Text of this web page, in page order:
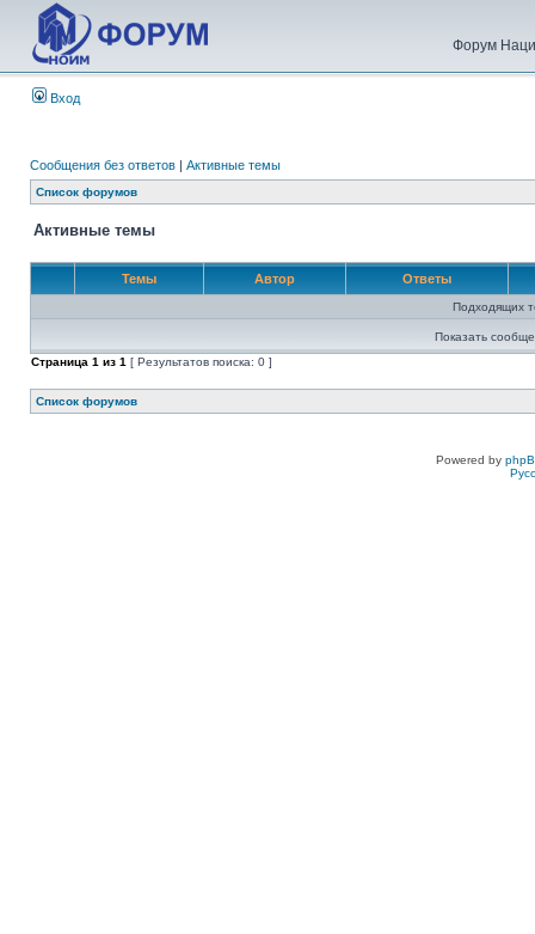
Форум
Вход
Сообщения без ответов | Активные темы
Список форумов
Активные темы
Темы Автор Ответы
Подходящих
Показать
Страница 1 из 1 [ Результатов поиска: 0 ]
Список форумов
Powered by